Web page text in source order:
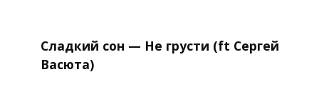
Сладкий сон — Не грусти (ft Сергей
Васюта)